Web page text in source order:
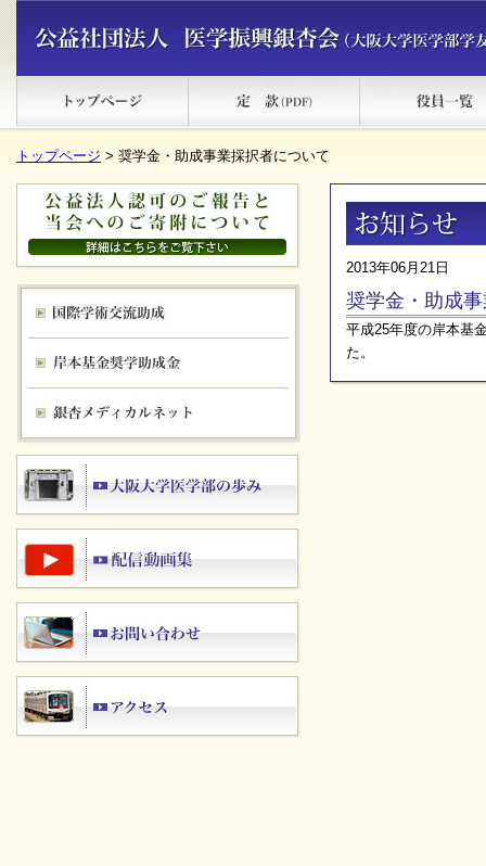
トップページ > 奨学金・助成事業採択者について
2013年06月21日
奨学金・助成
平成25年度の岸本基
た。